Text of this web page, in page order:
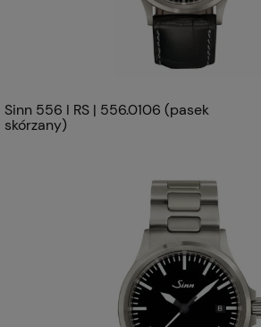
Sinn 556 I RS | 556.0106 (pasek
skórzany)